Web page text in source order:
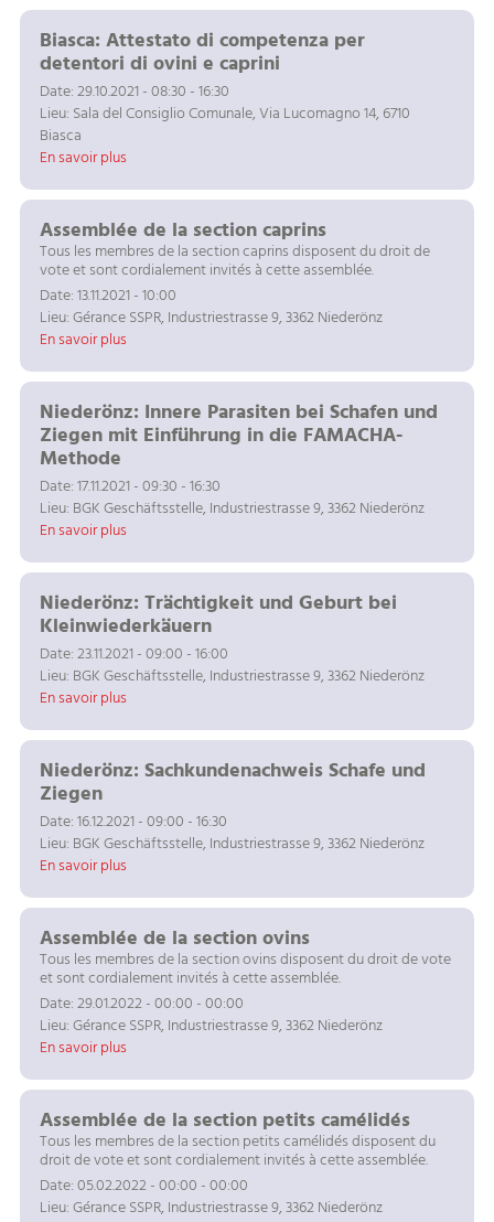
Biasca: Attestato di competenza per
detentori di ovini e caprini
Date: 29.10.2021 - 08:30 - 16:30
Lieu: Sala del Consiglio Comunale, Via Lucomagno 14, 6710
Biasca
En savoir plus
Assemblée de la section caprins
Tous les membres de la section caprins disposent du droit de
vote et sont cordialement invités à cette assemblée.
Date: 13.11.2021 - 10:00
Lieu: Gérance SSPR, Industriestrasse 9, 3362 Niederönz
En savoir plus
Niederönz: Innere Parasiten bei Schafen und
Ziegen mit Einführung in die FAMACHA-
Methode
Date: 17.11.2021 - 09:30 - 16:30
Lieu: BGK Geschäftsstelle, Industriestrasse 9, 3362 Niederönz
En savoir plus
Niederönz: Trächtigkeit und Geburt bei
Kleinwiederkäuern
Date: 23.11.2021 - 09:00 - 16:00
Lieu: BGK Geschäftsstelle, Industriestrasse 9, 3362 Niederönz
En savoir plus
Niederönz: Sachkundenachweis Schafe und
Ziegen
Date: 16.12.2021 - 09:00 - 16:30
Lieu: BGK Geschäftsstelle, Industriestrasse 9, 3362 Niederönz
En savoir plus
Assemblée de la section ovins
Tous les membres de la section ovins disposent du droit de vote
et sont cordialement invités à cette assemblée.
Date: 29.01.2022 - 00:00 - 00:00
Lieu: Gérance SSPR, Industriestrasse 9, 3362 Niederönz
En savoir plus
Assemblée de la section petits camélidés
Tous les membres de la section petits camélidés disposent du
droit de vote et sont cordialement invités à cette assemblée.
Date: 05.02.2022 - 00:00 - 00:00
Lieu: Gérance SSPR, Industriestrasse 9, 3362 Niederönz